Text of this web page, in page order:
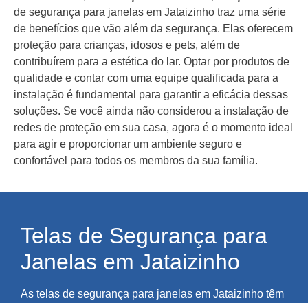
de segurança para janelas em Jataizinho traz uma série
de benefícios que vão além da segurança. Elas oferecem
proteção para crianças, idosos e pets, além de
contribuírem para a estética do lar. Optar por produtos de
qualidade e contar com uma equipe qualificada para a
instalação é fundamental para garantir a eficácia dessas
soluções. Se você ainda não considerou a instalação de
redes de proteção em sua casa, agora é o momento ideal
para agir e proporcionar um ambiente seguro e
confortável para todos os membros da sua família.
Telas de Segurança para
Janelas em Jataizinho
As telas de segurança para janelas em Jataizinho têm